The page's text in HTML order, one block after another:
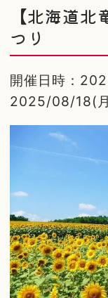
【北海道
つり
開催日時：
2025/08/18(